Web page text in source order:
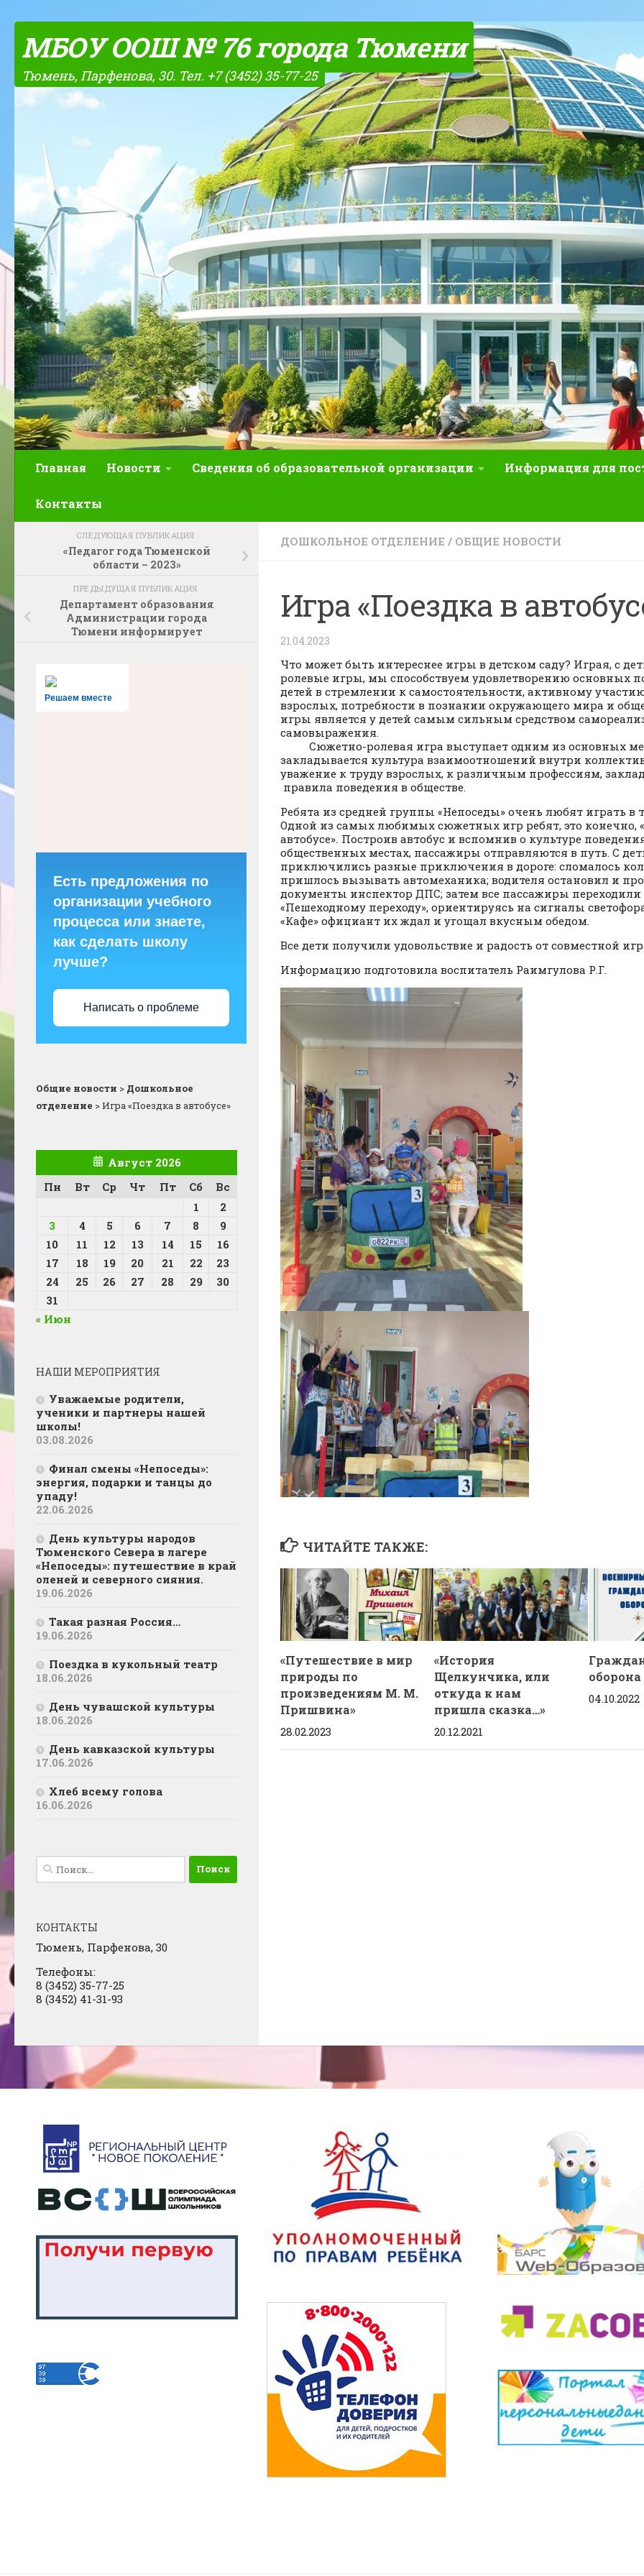
Skip to content
МБОУ ООШ № 76 города Тюмени
Тюмень, Парфенова, 30. Тел. +7 (3452) 35-77-25
Главная Новости Сведения об образовательной организации Информация для
Контакты
ДОШКОЛЬНОЕ ОТДЕЛЕНИЕ / ОБЩИЕ НОВОСТИ
Игра «Поездка в
21.04.2023
Что может быть интереснее игры в детском саду? Играя, с
ролевые игры, мы способствуем удовлетворению основных
детей в стремлении к самостоятельности, активному
взрослых, потребности в познании окружающего мира и
игры является у детей самым сильным средством
самовыражения.
Сюжетно-ролевая игра выступает одним из основных
закладывается культура взаимоотношений внутри
уважение к труду взрослых, к различным профессиям,
правила поведения в обществе.
Ребята из средней группы «Непоседы» очень любят играть в
Одной из самых любимых сюжетных игр ребят, это конечно,
автобусе». Построив автобус и вспомнив о культуре
общественных местах, пассажиры отправляются в путь. С
приключились разные приключения в дороге: сломалось
пришлось вызывать автомеханика; водителя остановил и
документы инспектор ДПС; затем все пассажиры
«Пешеходному переходу», ориентируясь на сигналы
«Кафе» официант их ждал и угощал вкусным обедом.
Все дети получили удовольствие и радость от совместной
Информацию подготовила воспитатель Раимгулова Р.Г.
ЧИТАЙТЕ ТАКЖЕ:
«Путешествие в мир
природы по
произведениям М. М.
Пришвина»
28.02.2023
«История
Щелкунчика, или
откуда к нам
пришла сказка…»
20.12.2021
оборона
04.10.2022
СЛЕДУЮЩАЯ ПУБЛИКАЦИЯ
«Педагог года Тюменской
области – 2023»
ПРЕДЫДУЩАЯ ПУБЛИКАЦИЯ
Департамент образования
Администрации города
Тюмени информирует
Решаем вместе
Есть предложения по
организации учебного
процесса или знаете,
как сделать школу
лучше?
Написать о проблеме
Общие новости > Дошкольное
отделение >Игра «Поездка в автобусе»
Август 2026
Пн
Вт Ср Чт Пт Сб
Вс
1
2
3
4 5 6 7 8
9
10
11 12 13 14 15
16
17
18 19 20 21 22
23
24
25 26 27 28 29
30
31
« Июн
НАШИ МЕРОПРИЯТИЯ
Уважаемые родители,
ученики и партнеры нашей
школы!
03.08.2026
Финал смены «Непоседы»:
энергия, подарки и танцы до
упаду!
22.06.2026
День культуры народов
Тюменского Севера в лагере
«Непоседы»: путешествие в край
оленей и северного сияния.
19.06.2026
Такая разная Россия…
19.06.2026
Поездка в кукольный театр
18.06.2026
День чувашской культуры
18.06.2026
День кавказской культуры
17.06.2026
Хлеб всему голова
16.06.2026
Найти:
КОНТАКТЫ
Тюмень, Парфенова, 30
Телефоны:
8 (3452) 35-77-25
8 (3452) 41-31-93